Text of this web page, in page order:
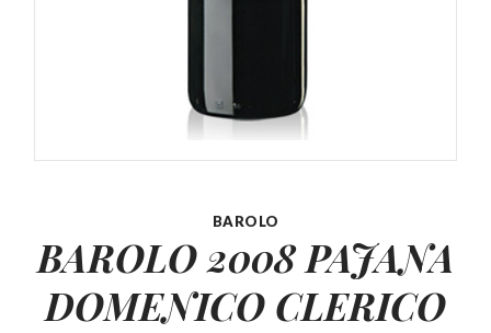
BAROLO
BAROLO 2008 PAJANA
DOMENICO CLERICO